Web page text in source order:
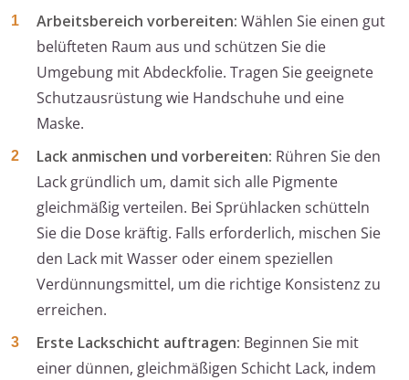
Arbeitsbereich vorbereiten: Wählen Sie einen gut
belüfteten Raum aus und schützen Sie die
Umgebung mit Abdeckfolie. Tragen Sie geeignete
Schutzausrüstung wie Handschuhe und eine
Maske.
Lack anmischen und vorbereiten: Rühren Sie den
Lack gründlich um, damit sich alle Pigmente
gleichmäßig verteilen. Bei Sprühlacken schütteln
Sie die Dose kräftig. Falls erforderlich, mischen Sie
den Lack mit Wasser oder einem speziellen
Verdünnungsmittel, um die richtige Konsistenz zu
erreichen.
Erste Lackschicht auftragen: Beginnen Sie mit
einer dünnen, gleichmäßigen Schicht Lack, indem